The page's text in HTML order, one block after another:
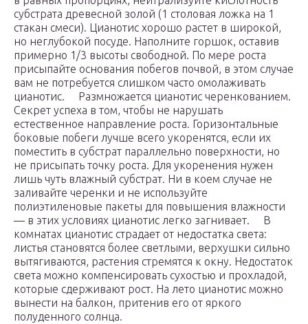
субстрата древесной золой (1 столовая ложка на 1
стакан смеси). Цианотис хорошо растет в широкой,
но неглубокой посуде. Наполните горшок, оставив
примерно 1/3 высоты свободной. По мере роста
присыпайте основания побегов почвой, в этом случае
вам не потребуется слишком часто омолаживать
цианотис. Размножается цианотис черенкованием.
Секрет успеха в том, чтобы не нарушать
естественное направление роста. Горизонтальные
боковые побеги лучше всего укоренятся, если их
поместить в субстрат параллельно поверхности, но
не присыпать точку роста. Для укоренения нужен
лишь чуть влажный субстрат. Ни в коем случае не
заливайте черенки и не используйте
полиэтиленовые пакеты для повышения влажности
— в этих условиях цианотис легко загнивает. В
комнатах цианотис страдает от недостатка света:
листья становятся более светлыми, верхушки сильно
вытягиваются, растения стремятся к окну. Недостаток
света можно компенсировать сухостью и прохладой,
которые сдерживают рост. На лето цианотис можно
вынести на балкон, притенив его от яркого
полуденного солнца.